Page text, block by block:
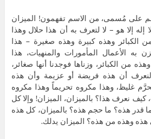
على مُسمى، من الاسم تفهمون! الميزان
إله إلا هو – لا لتعرف به أن هذا حلال وهذا
وهذه كبيرة وهذه صغيرة – هذا
به الأعمال المأمورات والمنهيات، هذا
من الكبائر، وزناها فوجدنا أنها صغائر،
لنعرف أن هذه فريضة أو عزيمة وأن هذه
غليظ، وهذا مكروه تحريماً وهذا مكروه
كيف نعرف هذا؟ بالميزان، الميزان! وإلا كل
قدر هذه؟ ما حجم هذه؟ بالميزان، كل هذه
هذه وهذه من هذه؟ الميزان يدلك.